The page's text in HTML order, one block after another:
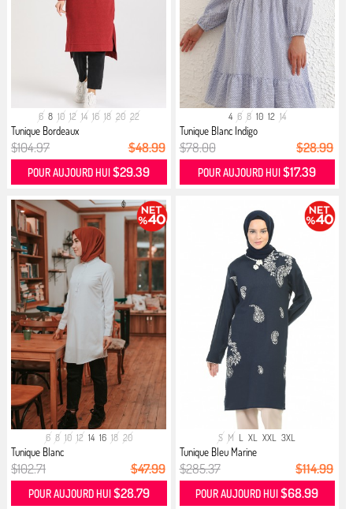
6 8 10 12 14 16 18 20 22
Tunique Bordeaux
$104.97 $48.99
POUR AUJOURD HUI$29.39
4 6 8 10 12 14
Tunique Blanc Indigo
$78.00 $28.99
POUR AUJOURD HUI$17.39
6 8 10 12 14 16 18 20
Tunique Blanc
$102.71 $47.99
POUR AUJOURD HUI $28.79
S M L XL XXL 3XL
Tunique Bleu Marine
$285.37 $114.99
POUR AUJOURD HUI$68.99